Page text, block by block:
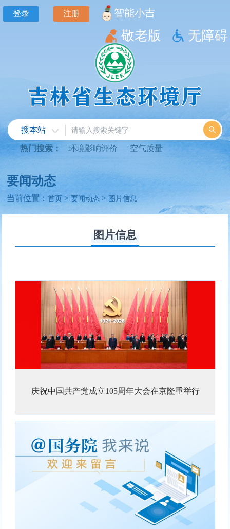
登录 注册 智能小吉
敬老版 无障碍
搜本站
热门搜索： 环境影响评价 空气质量
要闻动态
当前位置：首页>要闻动态 >图片信息
图片信息
庆祝中国共产党成立105周年大会在京隆重举行